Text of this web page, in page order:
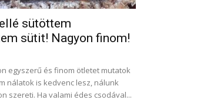
sütöttem
sütit! Nagyon finom!
egyszerű és finom ötletet mutatok
nálatok is kedvenc lesz, nálunk
szereti. Ha valami édes csodával...